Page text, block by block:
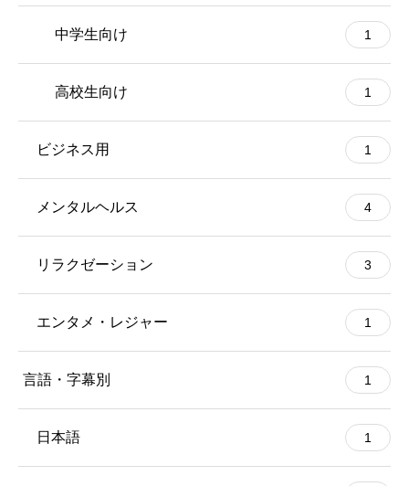
中学生向け 1
高校生向け 1
ビジネス用 1
メンタルヘルス 4
リラクゼーション 3
エンタメ・レジャー 1
言語・字幕別 1
日本語 1